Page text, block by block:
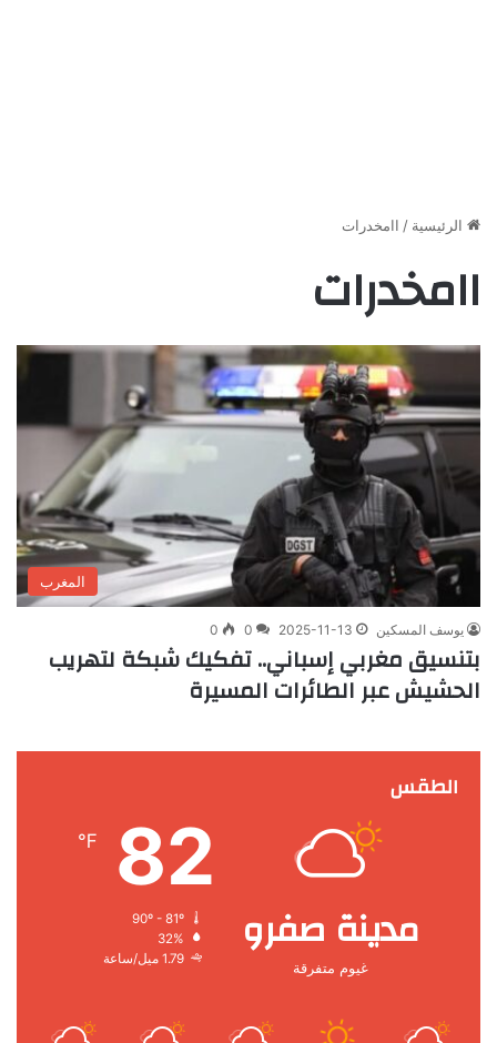
الرئيسية / اامخدرات
اامخدرات
المغرب
يوسف المسكين 2025-11-13
0
0
بتنسيق مغربي إسباني.. تفكيك شبكة لتهريب
الحشيش عبر الطائرات المسيرة
الطقس
مدينة صفرو
غيوم متفرقة
82
℉
32%
1.79 ميل/ساعة